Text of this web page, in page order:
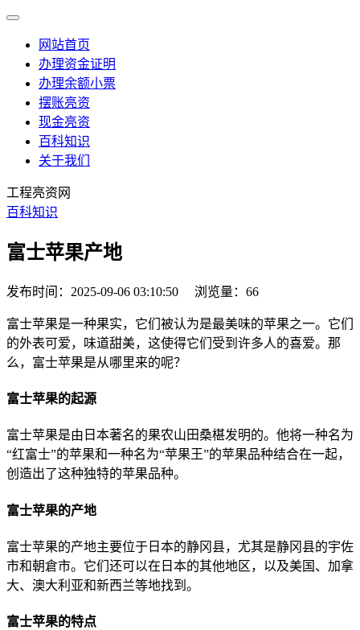
网站首页
办理资金证明
办理余额小票
摆账亮资
现金亮资
百科知识
关于我们
工程亮资网
百科知识
富士苹果产地
发布时间：2025-09-06 03:10:50 浏览量：66
富士苹果是一种果实，它们被认为是最美味的苹果之一。它们
的外表可爱，味道甜美，这使得它们受到许多人的喜爱。那
么，富士苹果是从哪里来的呢？
富士苹果的起源
富士苹果是由日本著名的果农山田桑椹发明的。他将一种名为
“红富士”的苹果和一种名为“苹果王”的苹果品种结合在一起，
创造出了这种独特的苹果品种。
富士苹果的产地
富士苹果的产地主要位于日本的静冈县，尤其是静冈县的宇佐
市和朝倉市。它们还可以在日本的其他地区，以及美国、加拿
大、澳大利亚和新西兰等地找到。
富士苹果的特点